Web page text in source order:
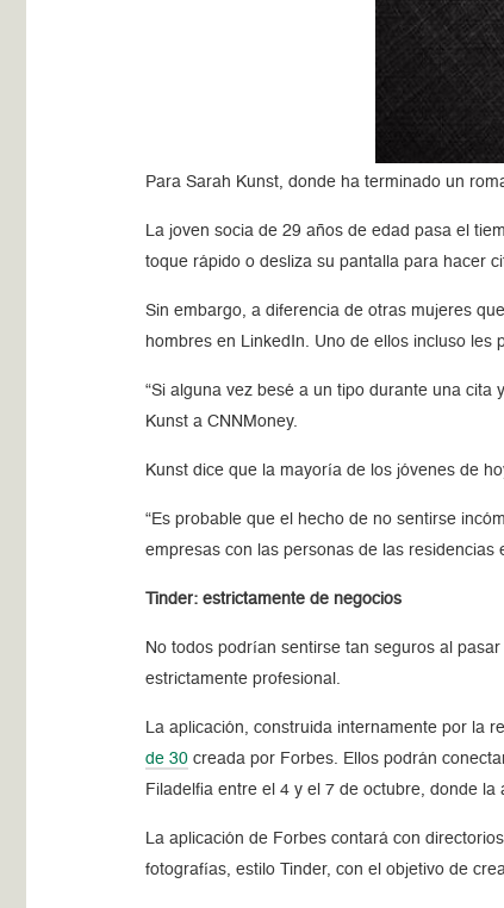
Para Sarah Kunst, donde ha terminado un
La joven socia de 29 años de edad pasa el
toque rápido o desliza su pantalla para hacer
Sin embargo, a diferencia de otras mujeres
hombres en LinkedIn. Uno de ellos incluso les
“Si alguna vez besé a un tipo durante una cita
Kunst a CNNMoney.
Kunst dice que la mayoría de los jóvenes de
“Es probable que el hecho de no sentirse
empresas con las personas de las
Tinder: estrictamente de negocios
No todos podrían sentirse tan seguros al
estrictamente profesional.
La aplicación, construida internamente por la
de 30 creada por Forbes. Ellos podrán
Filadelfia entre el 4 y el 7 de octubre, donde la
La aplicación de Forbes contará con
fotografías, estilo Tinder, con el objetivo de